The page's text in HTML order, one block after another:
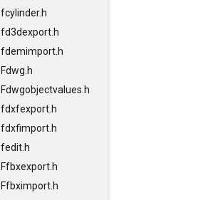
fcylinder.h
fd3dexport.h
fdemimport.h
Fdwg.h
Fdwgobjectvalues.h
fdxfexport.h
fdxfimport.h
fedit.h
Ffbxexport.h
Ffbximport.h